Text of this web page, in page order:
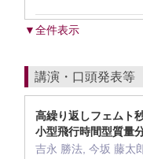
▼全件表示
講演・口頭発表等
高繰り返しフェムト
小型飛行時間型質量
吉永 勝法, 今坂 藤太